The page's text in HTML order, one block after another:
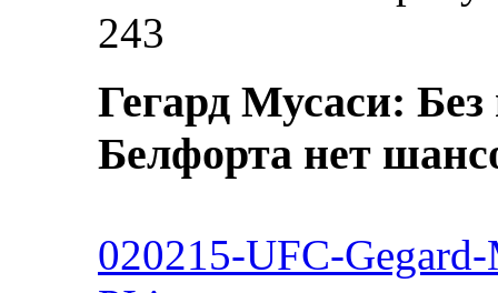
243
Гегард Мусаси:
Белфорта нет
020215-UFC-